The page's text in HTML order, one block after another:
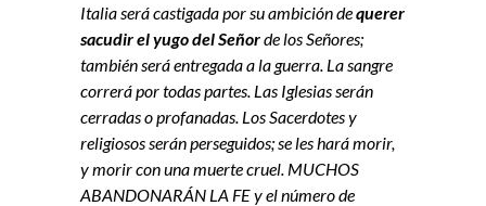
Italia será castigada por su ambición dequerer
sacudir el yugo del Señorde los Señores;
también será entregada a la guerra. La sangre
correrá por todas partes. Las Iglesias serán
cerradas o profanadas. Los Sacerdotes y
religiosos serán perseguidos; se les hará morir,
y morir con una muerte cruel. MUCHOS
ABANDONARÁN LA FE y el número de